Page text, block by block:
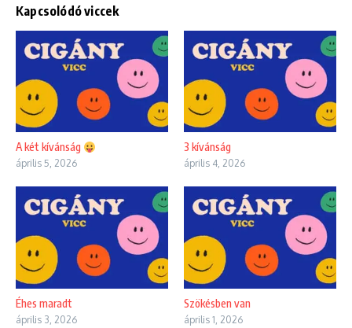
Kapcsolódó viccek
A két kívánság
április 5, 2026
3 kívánság
április 4, 2026
Éhes maradt
április 3, 2026
Szökésben van
április 1, 2026